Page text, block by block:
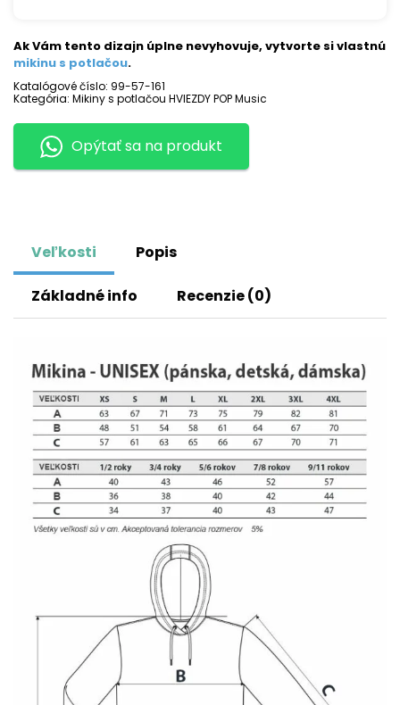
LEWIS
Ak Vám tento dizajn úplne nevyhovuje, vytvorte si vlastnú
mikinu s potlačou.
Katalógové číslo: 99-57-161
Kategória: Mikiny s potlačou HVIEZDY POP Music
Opýtať sa na produkt
Veľkosti Popis
Základné info Recenzie (0)